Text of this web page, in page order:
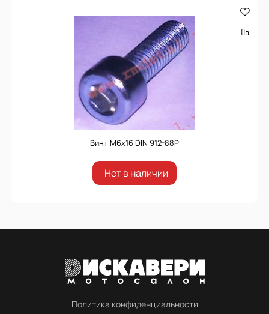
Винт М6х16 DIN 912-88P
Нет в наличии
Политика конфиденциальности